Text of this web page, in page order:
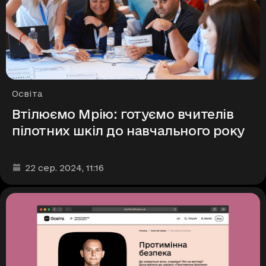
Рубрики
Освіта
Втілюємо Мрію: готуємо вчителів
пілотних шкіл до навчального року
Дата та час публікації
22 сер. 2024, 11:16